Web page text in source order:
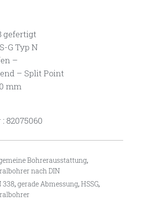
gefertigt
G Typ N
–
– Split Point
mm
82075060
Bohrerausstattung,
nach DIN
338,gerade Abmessung,HSSG,